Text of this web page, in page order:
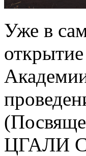
Уже в
ЦГАЛИ